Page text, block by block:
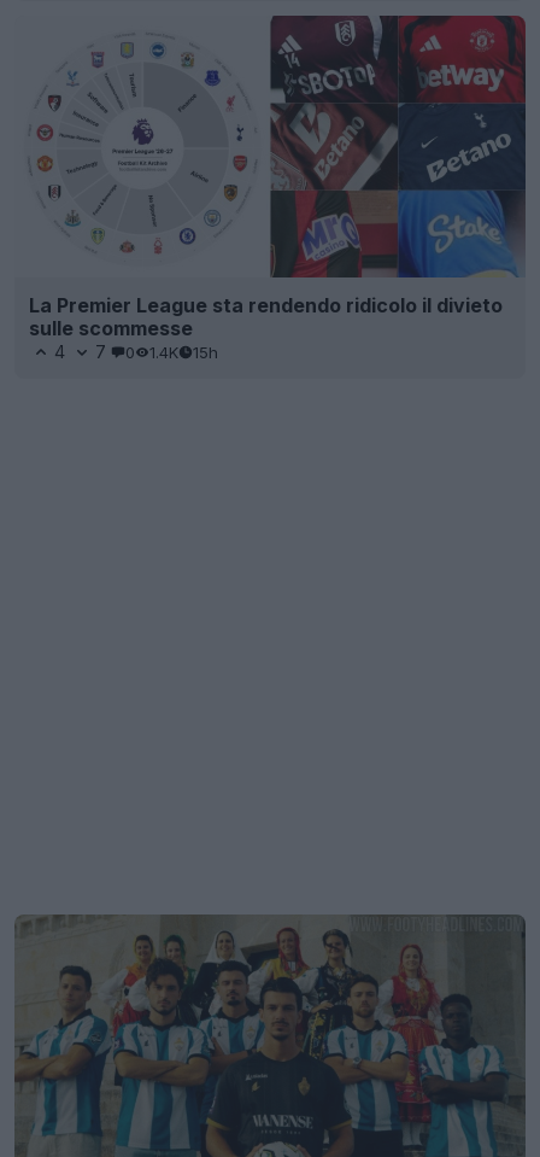
La Premier League sta rendendo ridicolo il divieto
sulle scommesse
4 7 0 1.4K 15h